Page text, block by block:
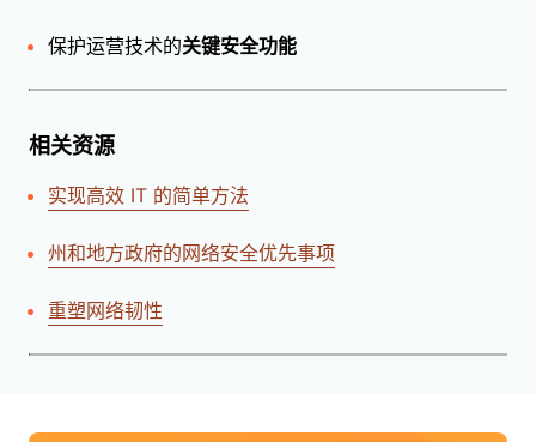
保护运营技术的关键安全功能
相关资源
实现高效 IT 的简单方法
州和地方政府的网络安全优先事项
重塑网络韧性